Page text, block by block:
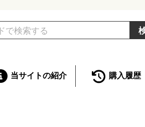
当サイトの紹介 購入履歴